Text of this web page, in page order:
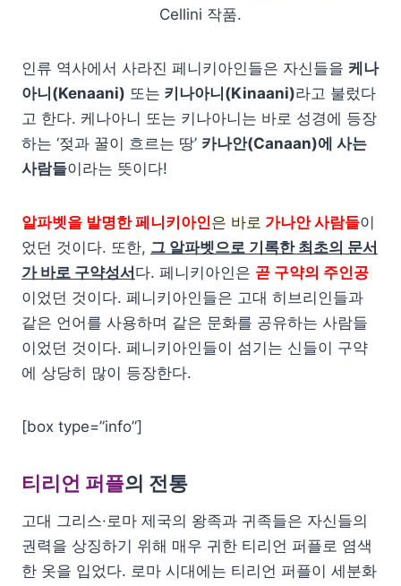
Cellini 작품.
인류 역사에서 사라진 페니키아인들은 자신들을 케나
아니(Kenaani) 또는 키나아니(Kinaani)라고 불렀다
고 한다. 케나아니 또는 키나아니는 바로 성경에 등장
하는 ‘젖과 꿀이 흐르는 땅’ 카나안(Canaan)에 사는
사람들이라는 뜻이다!
알파벳을 발명한 페니키아인은 바로 가나안 사람들이
었던 것이다. 또한, 그 알파벳으로 기록한 최초의 문서
가 바로 구약성서 다. 페니키아인은 곧 구약의 주인공
이었던 것이다. 페니키아인들은 고대 히브리인들과
같은 언어를 사용하며 같은 문화를 공유하는 사람들
이었던 것이다. 페니키아인들이 섬기는 신들이 구약
에 상당히 많이 등장한다.
[box type=”info”]
티리언 퍼플의 전통
고대 그리스·로마 제국의 왕족과 귀족들은 자신들의
권력을 상징하기 위해 매우 귀한 티리언 퍼플로 염색
한 옷을 입었다. 로마 시대에는 티리언 퍼플이 세분화